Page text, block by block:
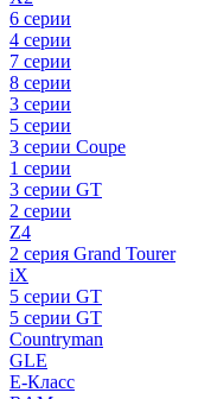
6 серии
4 серии
7 серии
8 серии
3 серии
5 серии
3 серии Coupe
1 серии
3 серии GT
2 серии
Z4
2 серия Grand Tourer
iX
5 серии GT
5 серии GT
Countryman
GLE
E-Класс